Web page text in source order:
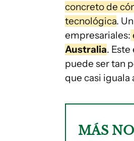
concreto de
tecnológica.
empresariales:
Australia.
puede ser tan
que casi iguala
MÁS